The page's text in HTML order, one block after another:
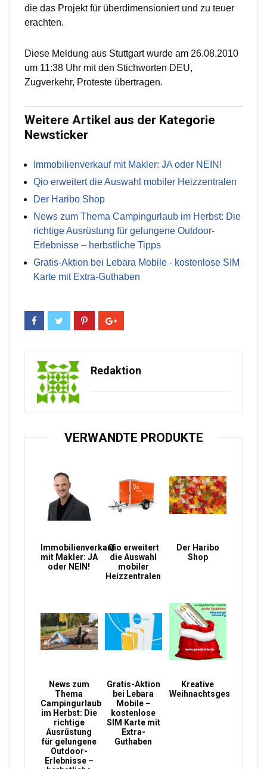
die das Projekt für überdimensioniert und zu teuer
erachten.
Diese Meldung aus Stuttgart wurde am 26.08.2010
um 11:38 Uhr mit den Stichworten DEU,
Zugverkehr, Proteste übertragen.
Weitere Artikel aus der Kategorie
Newsticker
Immobilienverkauf mit Makler: JA oder NEIN!
Qio erweitert die Auswahl mobiler Heizzentralen
Der Haribo Shop
News zum Thema Campingurlaub im Herbst: Die
richtige Ausrüstung für gelungene Outdoor-
Erlebnisse – herbstliche Tipps
Gratis-Aktion bei Lebara Mobile - kostenlose SIM
Karte mit Extra-Guthaben
Redaktion
VERWANDTE PRODUKTE
Immobilienverkauf
mit Makler: JA
oder NEIN!
Qio erweitert
die Auswahl
mobiler
Heizzentralen
Der Haribo
Shop
News zum
Thema
Campingurlaub
im Herbst: Die
richtige
Ausrüstung
für gelungene
Outdoor-
Erlebnisse –
Gratis-Aktion
bei Lebara
Mobile –
kostenlose
SIM Karte mit
Extra-
Guthaben
Kreative
Weihnachtsgeschenke